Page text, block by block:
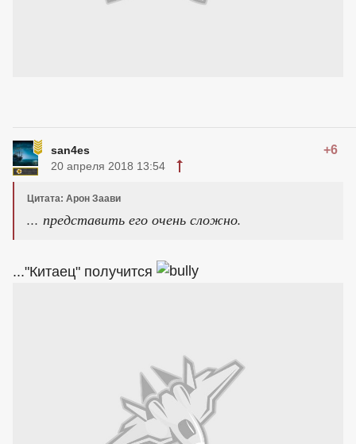
san4es +6
20 апреля 2018 13:54
Цитата: Арон Заави
... представить его очень сложно.
..."Китаец" получится